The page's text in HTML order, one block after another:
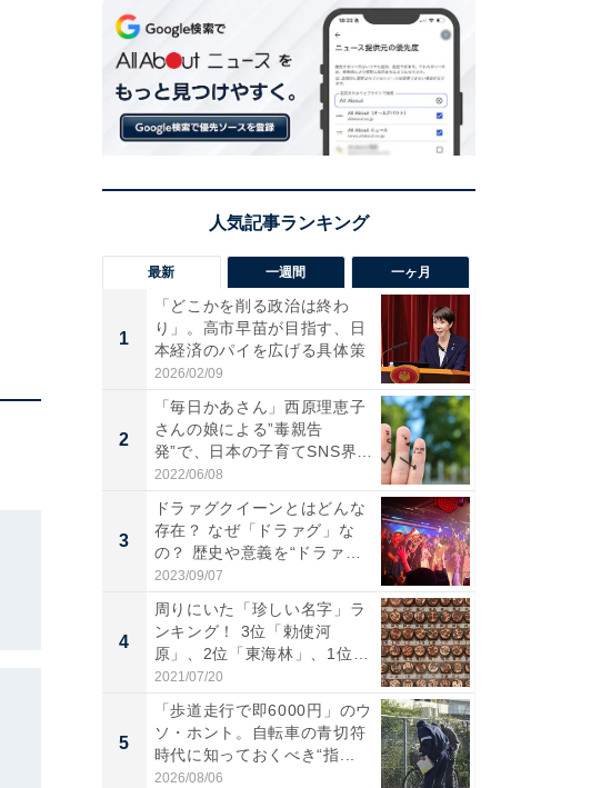
最新 一週間 一ヶ月
1
「どこかを削る政治は終わ
り」。高市早苗が目指す、日
本経済のパイを広げる具体策
2026/02/09
2
「毎日かあさん」西原理恵子
さんの娘による”毒親告
発”で、日本の子育てSNS界隈
が...
2022/06/08
3
ドラァグクイーンとはどんな
存在？ なぜ「ドラァグ」な
の？ 歴史や意義を“ドラァ
グ...
2023/09/07
4
周りにいた「珍しい名字」ラ
ンキング！ 3位「勅使河
原」、2位「東海林」、1位
は？...
2021/07/20
5
「歩道走行で即6000円」のウ
ソ・ホント。自転車の青切符
時代に知っておくべき“指...
2026/08/06